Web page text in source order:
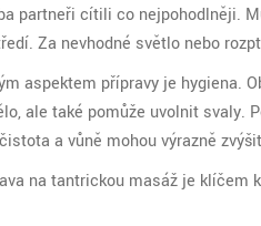
partneři cítili co nejpohodlněji.
Za nevhodné světlo nebo
aspektem přípravy je hygiena.
ale také pomůže uvolnit svaly.
a vůně mohou výrazně
na tantrickou masáž je